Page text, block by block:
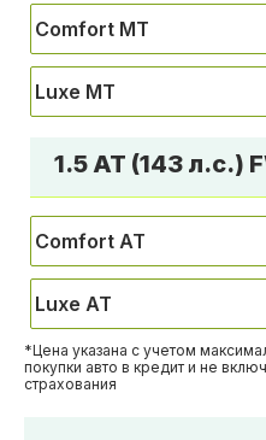
Comfort МТ
Luxe МТ
1.5 AT (143 л.с.)
Comfort АТ
Luxe АТ
*Цена указана с учетом
покупки авто в кредит и не
страхования